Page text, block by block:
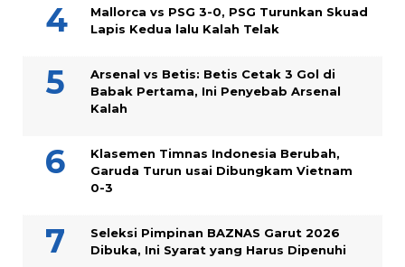
Mallorca vs PSG 3-0, PSG Turunkan Skuad
Lapis Kedua lalu Kalah Telak
Arsenal vs Betis: Betis Cetak 3 Gol di
Babak Pertama, Ini Penyebab Arsenal
Kalah
Klasemen Timnas Indonesia Berubah,
Garuda Turun usai Dibungkam Vietnam
0-3
Seleksi Pimpinan BAZNAS Garut 2026
Dibuka, Ini Syarat yang Harus Dipenuhi